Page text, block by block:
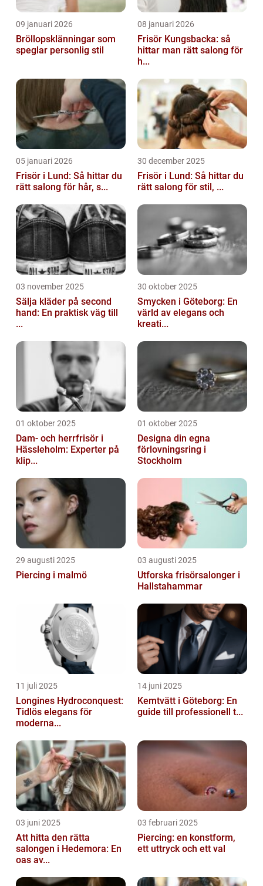
09 januari 2026
Bröllopsklänningar som
speglar personlig stil
08 januari 2026
Frisör Kungsbacka: så
hittar man rätt salong för
h...
05 januari 2026
Frisör i Lund: Så hittar du
rätt salong för hår, s...
30 december 2025
Frisör i Lund: Så hittar du
rätt salong för stil, ...
03 november 2025
Sälja kläder på second
hand: En praktisk väg till
...
30 oktober 2025
Smycken i Göteborg: En
värld av elegans och
kreati...
01 oktober 2025
Dam- och herrfrisör i
Hässleholm: Experter på
klip...
01 oktober 2025
Designa din egna
förlovningsring i
Stockholm
29 augusti 2025
Piercing i malmö
03 augusti 2025
Utforska frisörsalonger i
Hallstahammar
11 juli 2025
Longines Hydroconquest:
Tidlös elegans för
moderna...
14 juni 2025
Kemtvätt i Göteborg: En
guide till professionell t...
03 juni 2025
Att hitta den rätta
salongen i Hedemora: En
oas av...
03 februari 2025
Piercing: en konstform,
ett uttryck och ett val